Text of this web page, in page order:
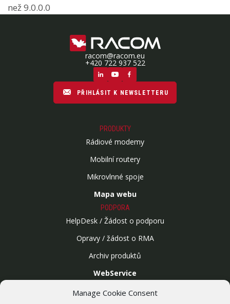
Manage Cookie Consent
než 9.0.0.0
racom@racom.eu
+420 722 937 522
PŘIHLÁSIT K NEWSLETTERU
PRODUKTY
Rádiové modemy
Mobilní routery
Mikrovlnné spoje
Mapa webu
PODPORA
HelpDesk / Žádost o podporu
Opravy / žádost o RMA
Archiv produktů
WebService
Bezdrátové sítě